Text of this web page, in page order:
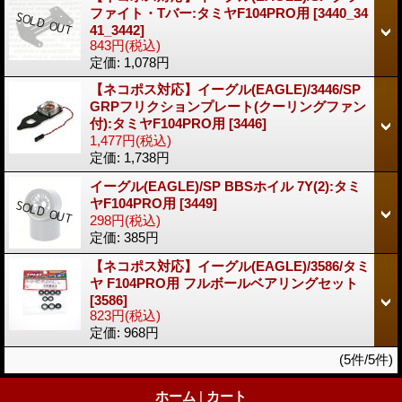
ファイト・Tバー:タミヤF104PRO用 [3440_34
41_3442]
843円(税込)
定価: 1,078円
【ネコポス対応】イーグル(EAGLE)/3446/SP
GRPフリクションプレート(クーリングファン
付):タミヤF104PRO用 [3446]
1,477円(税込)
定価: 1,738円
イーグル(EAGLE)/SP BBSホイル 7Y(2):タミ
ヤF104PRO用 [3449]
298円(税込)
定価: 385円
【ネコポス対応】イーグル(EAGLE)/3586/タミ
ヤ F104PRO用 フルボールベアリングセット
[3586]
823円(税込)
定価: 968円
(5件/5件)
ホーム | カート